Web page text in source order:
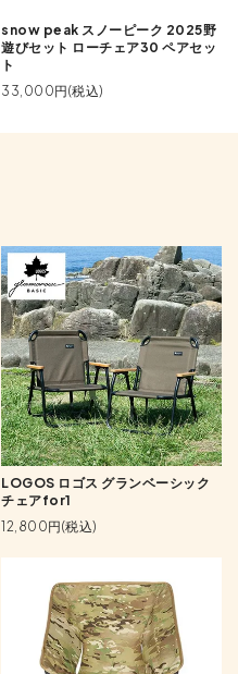
snow peak スノーピーク 2025野
遊びセット ローチェア30 ペアセッ
ト
33,000円(税込)
LOGOS ロゴス グランベーシック
チェアfor1
12,800円(税込)